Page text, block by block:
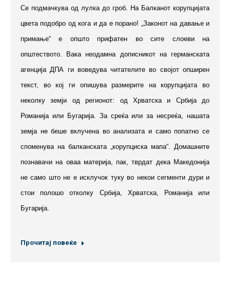
Се подмачкува од лулка до гроб. На Балканот корупцијата
цвета подобро од кога и да е порано! „Законот на давање и
примање“ е општо прифатен во сите слоеви на
општеството. Вака неодамна дописникот на германската
агенција ДПА ги воведува читателите во својот опширен
текст, во кој ги опишува размерите на корупцијата во
неколку земји од регионот: од Хрватска и Србија до
Романија или Бугарија. За среќа или за несреќа, нашата
земја не беше вклучена во анализата и само попатно се
споменува на балканската „корупциска мапа“. Домашните
познавачи на оваа материја, пак, тврдат дека Македонија
не само што не е исклучок туку во некои сегменти дури и
стои полошо отколку Србија, Хрватска, Романија или
Бугарија.
Прочитај повеќе